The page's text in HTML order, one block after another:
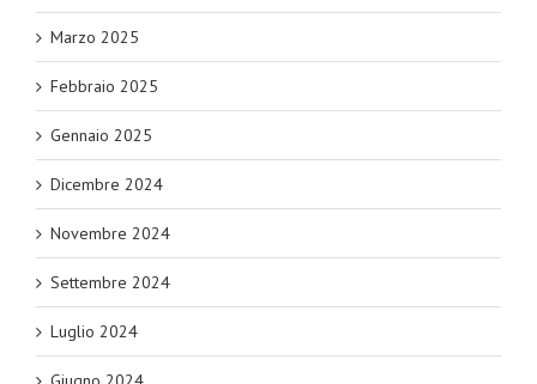
Marzo 2025
Febbraio 2025
Gennaio 2025
Dicembre 2024
Novembre 2024
Settembre 2024
Luglio 2024